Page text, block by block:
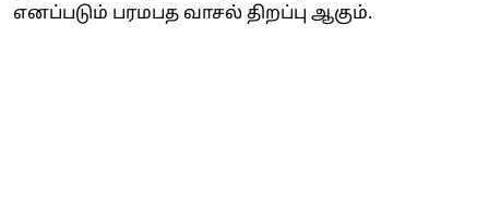
எனப்படும் பரமபத வாசல் திறப்பு ஆகும்.